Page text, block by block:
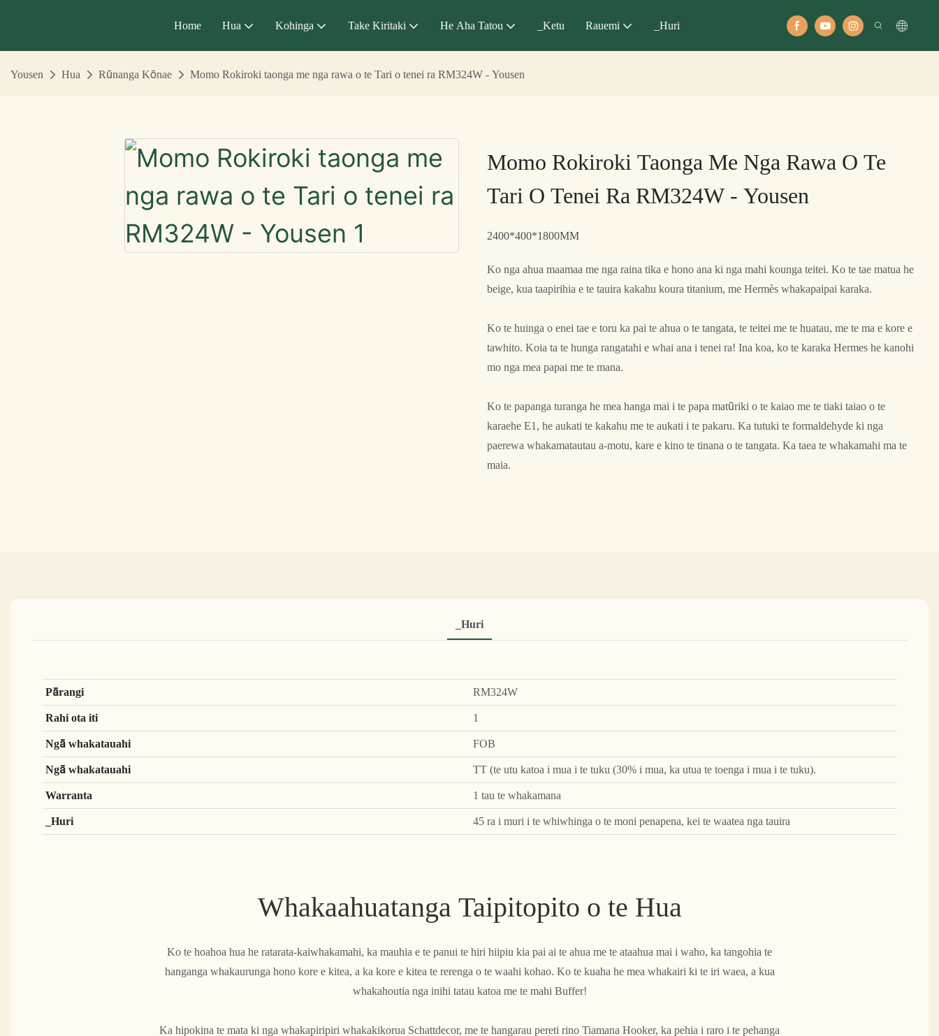
Home Hua Kohinga Take Kiritaki He Aha Tatou _Ketu Rauemi _Huri
Yousen Hua Rūnanga Kōnae Momo Rokiroki taonga me nga rawa o te Tari o tenei ra RM324W - Yousen
Momo Rokiroki Taonga Me Nga Rawa O Te
Tari O Tenei Ra RM324W - Yousen
2400*400*1800MM
Ko nga ahua maamaa me nga raina tika e hono ana ki nga mahi kounga teitei. Ko te tae matua he
beige, kua taapirihia e te tauira kakahu koura titanium, me Hermès whakapaipai karaka.
Ko te huinga o enei tae e toru ka pai te ahua o te tangata, te teitei me te huatau, me te ma e kore e
tawhito. Koia ta te hunga rangatahi e whai ana i tenei ra! Ina koa, ko te karaka Hermes he kanohi
mo nga mea papai me te mana.
Ko te papanga turanga he mea hanga mai i te papa matūriki o te kaiao me te tiaki taiao o te
karaehe E1, he aukati te kakahu me te aukati i te pakaru. Ka tutuki te formaldehyde ki nga
paerewa whakamatautau a-motu, kare e kino te tinana o te tangata. Ka taea te whakamahi ma te
maia.
_Huri
Pārangi
RM324W
Rahi ota iti
1
Ngā whakatauahi
FOB
Ngā whakatauahi
TT (te utu katoa i mua i te tuku (30% i mua, ka utua te toenga i mua i te tuku).
Warranta
1 tau te whakamana
_Huri
45 ra i muri i te whiwhinga o te moni penapena, kei te waatea nga tauira
Whakaahuatanga Taipitopito o te Hua
Ko te hoahoa hua he ratarata-kaiwhakamahi, ka mauhia e te panui te hiri hiipiu kia pai ai te ahua me te ataahua mai i waho, ka tangohia te
hanganga whakaurunga hono kore e kitea, a ka kore e kitea te rerenga o te waahi kohao. Ko te kuaha he mea whakairi ki te iri waea, a kua
whakahoutia nga inihi tatau katoa me te mahi Buffer!
Ka hipokina te mata ki nga whakapiripiri whakakikorua Schattdecor, me te hangarau pereti rino Tiamana Hooker, ka pehia i raro i te pehanga